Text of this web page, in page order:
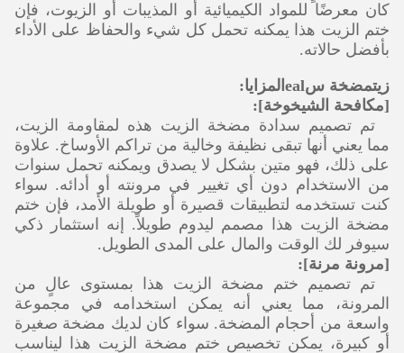
كان معرضًا للمواد الكيميائية أو المذيبات أو الزيوت، فإن
ختم الزيت هذا يمكنه تحمل كل شيء والحفاظ على الأداء
بأفضل حالاته.
زيتمضخة سeal المزايا:
[مكافحة الشيخوخة]:
تم تصميم سدادة مضخة الزيت هذه لمقاومة الزيت،
مما يعني أنها تبقى نظيفة وخالية من تراكم الأوساخ. علاوة
على ذلك، فهو متين بشكل لا يصدق ويمكنه تحمل سنوات
من الاستخدام دون أي تغيير في مرونته أو أدائه. سواء
كنت تستخدمه لتطبيقات قصيرة أو طويلة الأمد، فإن ختم
مضخة الزيت هذا مصمم ليدوم طويلاً. إنه استثمار ذكي
سيوفر لك الوقت والمال على المدى الطويل.
[مرونة مرنة]:
تم تصميم ختم مضخة الزيت هذا بمستوى عالٍ من
المرونة، مما يعني أنه يمكن استخدامه في مجموعة
واسعة من أحجام المضخة. سواء كان لديك مضخة صغيرة
أو كبيرة، يمكن تخصيص ختم مضخة الزيت هذا ليناسب